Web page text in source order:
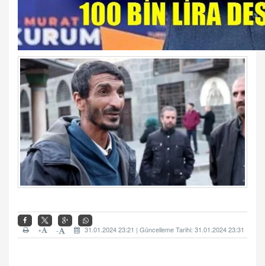
31.01.2024 23:21 | Güncelleme Tarihi: 31.01.2024 23:31
-
+